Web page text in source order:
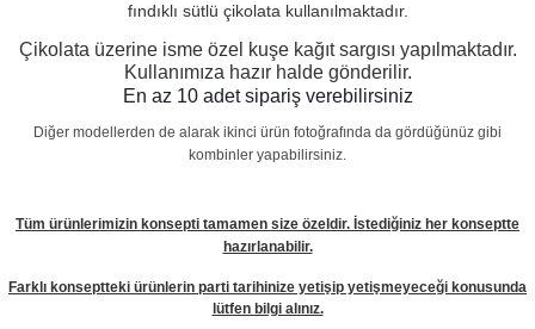
fındıklı sütlü çikolata kullanılmaktadır.
Çikolata üzerine isme özel kuşe kağıt sargısı yapılmaktadır.
Kullanımıza hazır halde gönderilir.
En az 10 adet sipariş verebilirsiniz
Diğer modellerden de alarak ikinci ürün fotoğrafında da gördüğünüz gibi
kombinler yapabilirsiniz.
Tüm ürünlerimizin konsepti tamamen size özeldir. İstediğiniz her konseptte
hazırlanabilir.
Farklı konseptteki ürünlerin parti tarihinize yetişip yetişmeyeceği konusunda
lütfen bilgi alınız.